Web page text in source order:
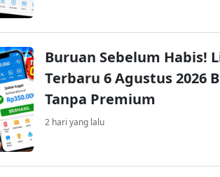
Buruan Sebelum Habis!
Terbaru 6 Agustus 2026
Tanpa Premium
2 hari yang lalu